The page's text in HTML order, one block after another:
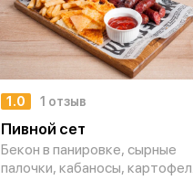
1.0 1 отзыв
Пивной сет
Бекон в панировке, сырные
палочки, кабаносы,